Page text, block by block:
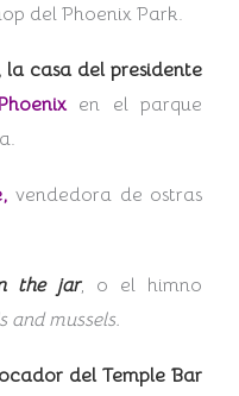
del Phoenix Park.
la casa del presidente
en el parque
vendedora de ostras
the jar, o el himno
and mussels.
del Temple Bar